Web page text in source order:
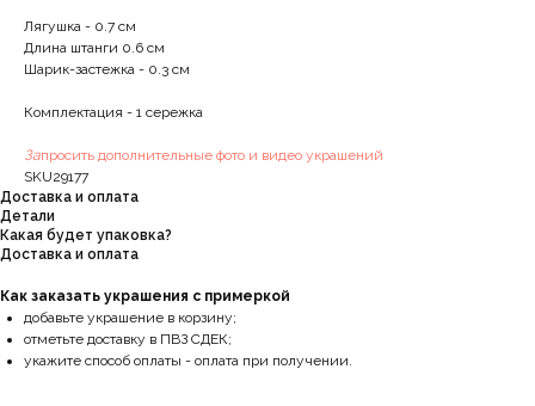
Лягушка - 0.7 см
Длина штанги 0.6 см
Шарик-застежка - 0.3 см
Комплектация - 1 сережка
Запросить дополнительные фото и видео украшений
SKU29177
Доставка и оплата
Детали
Какая будет упаковка?
Доставка и оплата
Как заказать украшения с примеркой
добавьте украшение в корзину;
отметьте доставку в ПВЗ СДЕК;
укажите способ оплаты - оплата при получении.